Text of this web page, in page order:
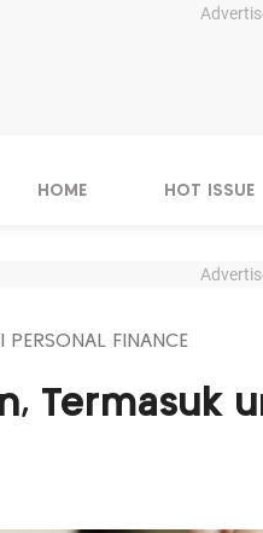
HOME HOT ISSUE
PERSONAL FINANCE
Termasuk